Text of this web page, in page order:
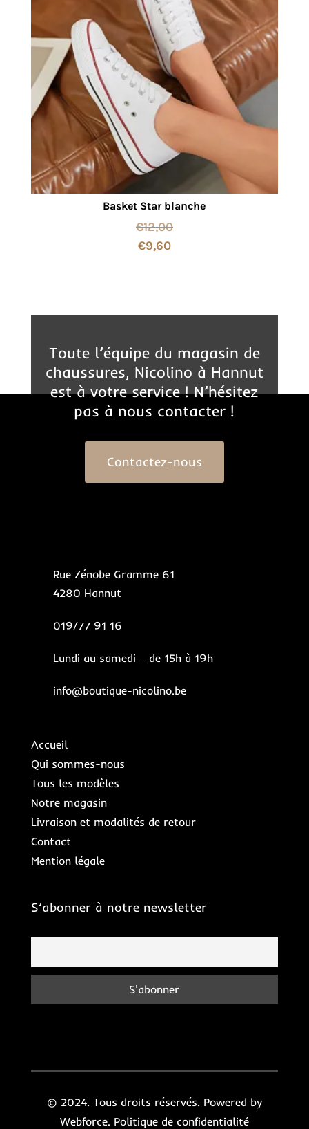
Basket Star blanche
€12,00
€9,60
Toute l’équipe du magasin de
chaussures, Nicolino à Hannut
est à votre service ! N’hésitez
pas à nous contacter !
Contactez-nous
Rue Zénobe Gramme 61
4280 Hannut
019/77 91 16
Lundi au samedi – de 15h à 19h
info@boutique-nicolino.be
Accueil
Qui sommes-nous
Tous les modèles
Notre magasin
Livraison et modalités de retour
Contact
Mention légale
S’abonner à notre newsletter
© 2024. Tous droits réservés. Powered by
Webforce. Politique de confidentialité